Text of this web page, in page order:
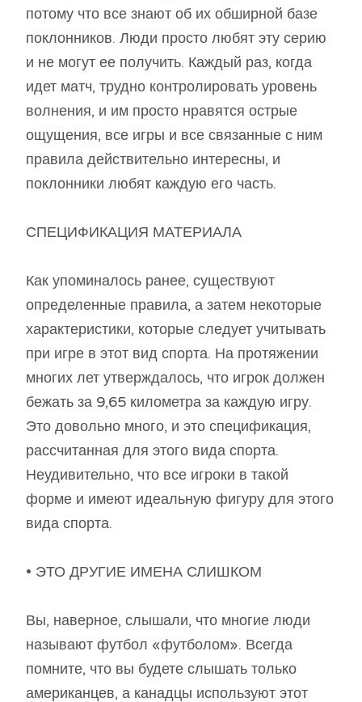
потому что все знают об их обширной базе
поклонников. Люди просто любят эту серию
и не могут ее получить. Каждый раз, когда
идет матч, трудно контролировать уровень
волнения, и им просто нравятся острые
ощущения, все игры и все связанные с ним
правила действительно интересны, и
поклонники любят каждую его часть.
СПЕЦИФИКАЦИЯ МАТЕРИАЛА
Как упоминалось ранее, существуют
определенные правила, а затем некоторые
характеристики, которые следует учитывать
при игре в этот вид спорта. На протяжении
многих лет утверждалось, что игрок должен
бежать за 9,65 километра за каждую игру.
Это довольно много, и это спецификация,
рассчитанная для этого вида спорта.
Неудивительно, что все игроки в такой
форме и имеют идеальную фигуру для этого
вида спорта.
• ЭТО ДРУГИЕ ИМЕНА СЛИШКОМ
Вы, наверное, слышали, что многие люди
называют футбол «футболом». Всегда
помните, что вы будете слышать только
американцев, а канадцы используют этот